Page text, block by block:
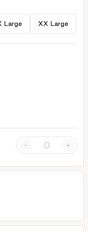
Large XX Large
- +